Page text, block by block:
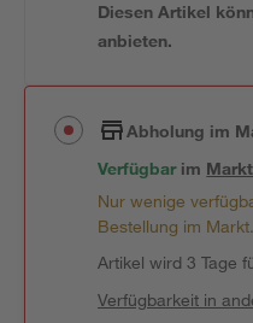
Diesen Artikel
anbieten.
Abholung im
Verfügbar im
Nur wenige
Bestellung im Markt.
Artikel wird 3 Tage
Verfügbarkeit in